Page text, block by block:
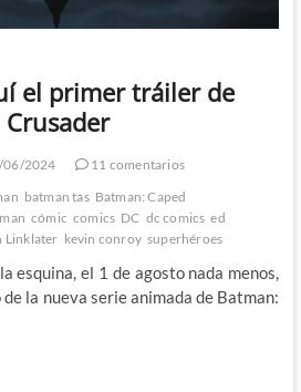
el primer tráiler de
06/2024
11 comentarios
batman tas Batman: Caped
cómic comics DC dc comics ed
Linklater kevin conroy superhéroes
esquina, el 1 de agosto nada menos,
la nueva serie animada de Batman: